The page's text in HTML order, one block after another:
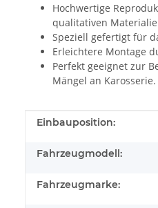
Hochwertige
qualitativen
Speziell gefertigt für
Erleichtere Montage
Perfekt geeignet zur
Mängel an Karosserie.
Produkteigenschaft
Wert
Einbauposition:
Fahrzeugmodell:
Fahrzeugmarke: